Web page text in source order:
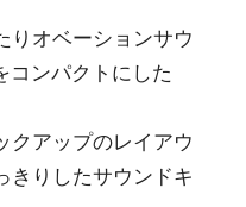
りオベーションサウ
コンパクトにした
クアップのレイアウ
きりしたサウンドキ